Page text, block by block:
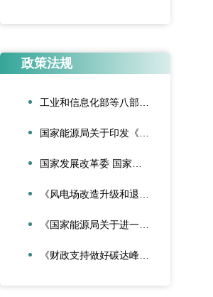
政策法规